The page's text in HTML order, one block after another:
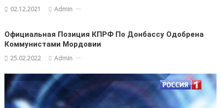
02.12.2021 Admin
Официальная Позиция КПРФ По Донбассу Одобрена
Коммунистами Мордовии
25.02.2022 Admin